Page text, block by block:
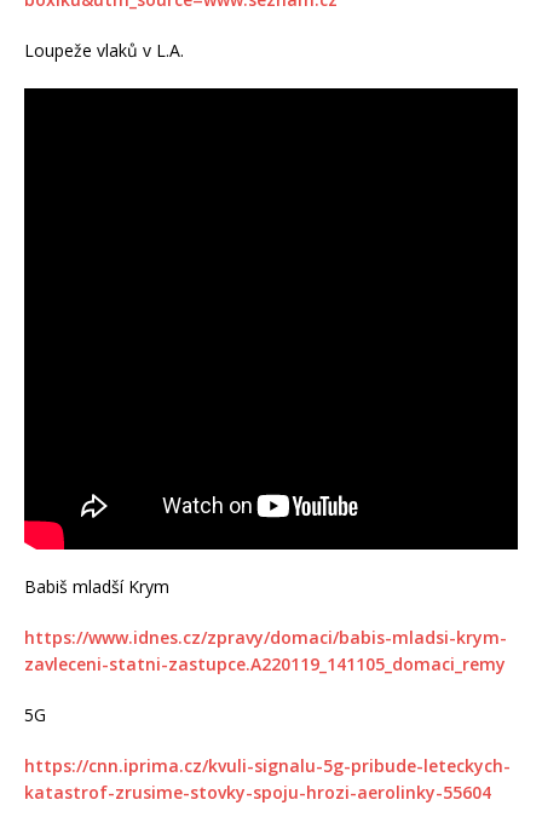
Loupeže vlaků v L.A.
Babiš mladší Krym
https://www.idnes.cz/zpravy/domaci/babis-mladsi-krym-
zavleceni-statni-zastupce.A220119_141105_domaci_remy
5G
https://cnn.iprima.cz/kvuli-signalu-5g-pribude-leteckych-
katastrof-zrusime-stovky-spoju-hrozi-aerolinky-55604